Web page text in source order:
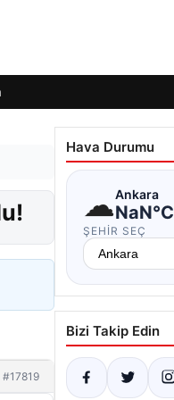
#17819
Hava Durumu
☁Ankara
NaN°C
ŞEHIR SEÇ
Bizi Takip Edin